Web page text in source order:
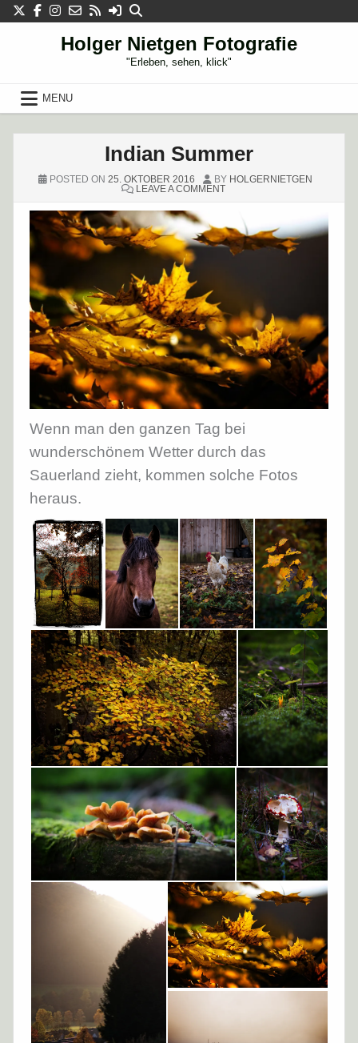
Skip
to
Holger Nietgen Fotografie
"Erleben, sehen, klick"
MENU
Indian Summer
POSTED ON 25. OKTOBER 2016 BY HOLGERNIETGEN
LEAVE A COMMENTON
Wenn man den ganzen Tag bei
wunderschönem Wetter durch das
Sauerland zieht, kommen solche Fotos
heraus.